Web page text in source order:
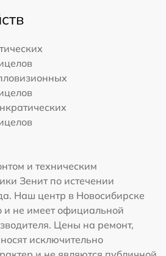
и техническим
Зенит по истечении
Наш центр в Новосибирске
и не имеет официальной
Цены на ремонт,
исключительно